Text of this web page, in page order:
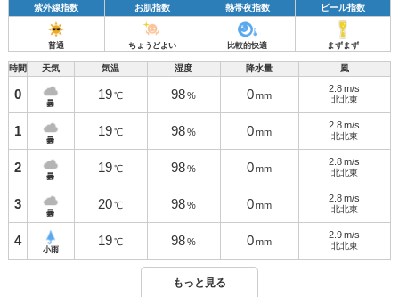
紫外線指数 お肌指数 熱帯夜指数 ビール指数
普通 ちょうどよい 比較的快適 まずまず
時間 天気 気温 湿度 降水量 風
0
曇
19 ℃ 98 % 0 mm
2.8 m/s
北北東
1
曇
19 ℃ 98 % 0 mm
2.8 m/s
北北東
2
曇
19 ℃ 98 % 0 mm
2.8 m/s
北北東
3
曇
20 ℃ 98 % 0 mm
2.8 m/s
北北東
4
小雨
19 ℃ 98 % 0 mm
2.9 m/s
北北東
もっと見る